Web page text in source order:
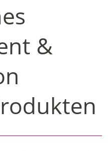
&